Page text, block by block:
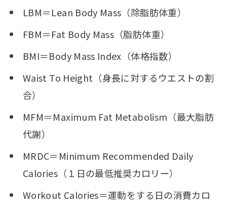
LBM＝Lean Body Mass（除脂肪体重）
FBM＝Fat Body Mass（脂肪体重）
BMI＝Body Mass Index（体格指数）
Waist To Height（身長に対するウエストの割
合）
MFM＝Maximum Fat Metabolism（最大脂肪
代謝）
MRDC＝Minimum Recommended Daily
Calories（１日の最低推奨カロリー）
Workout Calories＝運動をする日の消費カロ